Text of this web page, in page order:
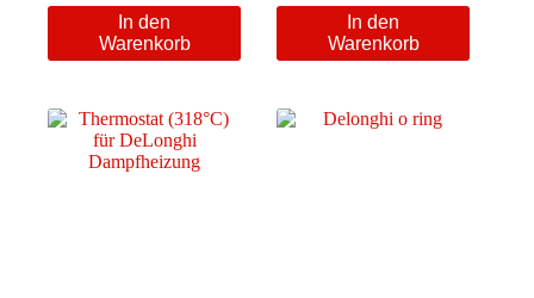
In den
Warenkorb
In den
Warenkorb